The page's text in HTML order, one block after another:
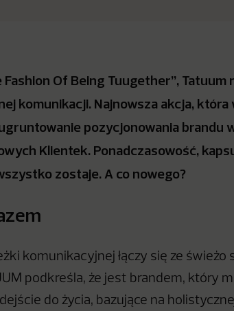
Fashion Of Being Tuugether”,
komunikacji. Najnowsza akcja, która
pozycjonowania brandu
Klientek. Ponadczasowość,
zostaje. A co nowego?
komunikacyjnej łączy się ze świeżo
podkreśla, że jest brandem, który
do życia, bazujące na